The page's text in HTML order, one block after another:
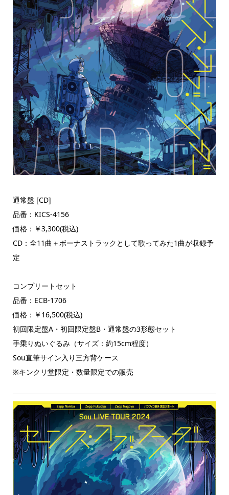
通常盤 [CD]
品番：KICS-4156
価格：￥3,300(税込)
CD：全11曲＋ボーナストラックとして歌ってみた1曲が収録予
定
コンプリートセット
品番：ECB-1706
価格：￥16,500(税込)
初回限定盤A・初回限定盤B・通常盤の3形態セット
手乗りぬいぐるみ（サイズ：約15cm程度）
Sou直筆サイン入り三方背ケース
※キンクリ堂限定・数量限定での販売